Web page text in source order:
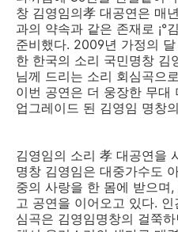
창 김영임의孝 대공연은 매
과의 약속과 같은 존재로 ¡°
준비했다. 2009년 가정의
한 한국의 소리 국민명창 김
님께 드리는 소리 회심곡으
이번 공연은 더 웅장한 무대
업그레이드 된 김영임 명창
김영임의 소리 孝 대공연을
명창 김영임은 대중가수도
중의 사랑을 한 몸에 받으며
고 공연을 이어오고 있다.
심곡은 김영임명창의 걸쭉